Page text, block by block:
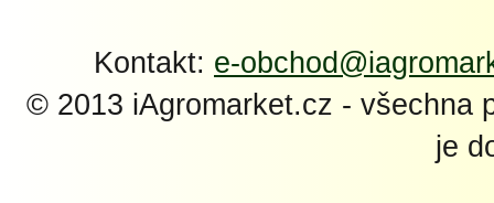
Kontakt: e-
© 2013 iAgromarket.cz - všechna
je